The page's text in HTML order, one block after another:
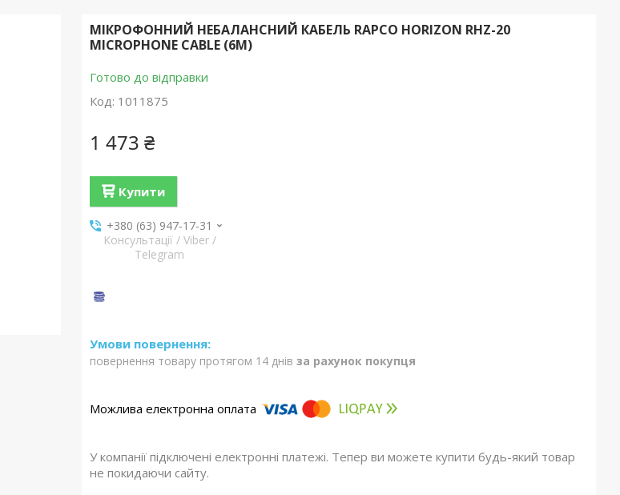
МІКРОФОННИЙ НЕБАЛАНСНИЙ КАБЕЛЬ RAPCO HORIZON RHZ-20
MICROPHONE CABLE (6M)
Готово до відправки
Код: 1011875
1 473 ₴
Купити
+380 (63) 947-17-31
Консультації / Viber /
Telegram
повернення товару протягом 14 днів за рахунок покупця
У компанії підключені електронні платежі. Тепер ви можете купити будь-який товар
не покидаючи сайту.